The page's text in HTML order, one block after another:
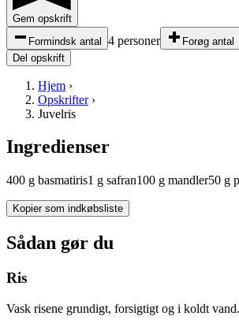
Gem opskrift
Formindsk antal 4 personer
Forøg antal
Del opskrift
Hjem ›
Opskrifter›
Juvelris
Ingredienser
400 g basmatiris1 g safran100 g mandler50 g
Kopier som indkøbsliste
Sådan gør du
Ris
Vask risene grundigt, forsigtigt og i koldt